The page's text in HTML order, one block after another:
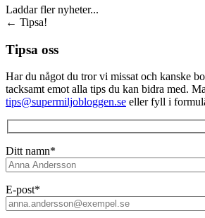
Laddar fler nyheter...
← Tipsa!
Tipsa oss
Har du något du tror vi missat och kanske
tacksamt emot alla tips du kan bidra med.
tips@supermiljobloggen.se eller fyll i
Ditt namn*
E-post*